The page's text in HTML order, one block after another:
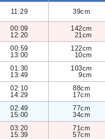
11:29 39cm
00:09
12:20
142cm
21cm
00:59
13:00
122cm
10cm
01:30
13:49
103cm
9cm
02:10
14:29
88cm
17cm
02:49
15:00
77cm
34cm
03:20
15:39
71cm
57cm